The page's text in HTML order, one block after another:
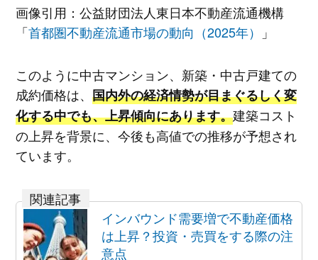
画像引用：公益財団法人東日本不動産流通機構
「首都圏不動産流通市場の動向（2025年） 」
このように中古マンション、新築・中古戸建ての
成約価格は、 国内外の経済情勢が目まぐるしく変
化する中でも、上昇傾向にあります。建築コスト
の上昇を背景に、今後も高値での推移が予想され
ています。
インバウンド需要増で不動産価格
は上昇？投資・売買をする際の注
意点